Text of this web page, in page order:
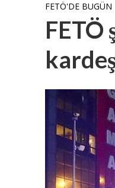
FETÖ'DE BUGÜN
FETÖ